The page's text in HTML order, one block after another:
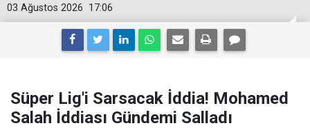
17:06
03 Ağustos 2026
Süper Lig'i Sarsacak İddia! Mohamed
Salah İddiası Gündemi Salladı